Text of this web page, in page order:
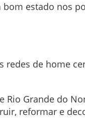
estado nos
redes de home
Rio Grande do
reformar e